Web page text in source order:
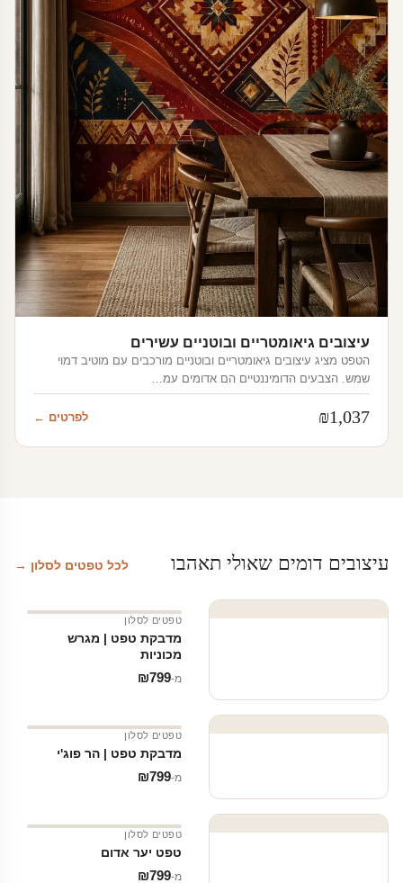
עיצובים גיאומטריים ובוטניים עשירים
הטפט מציג עיצובים גיאומטריים ובוטניים מורכבים עם מוטיב דמוי
שמש. הצבעים הדומיננטיים הם אדומים עמ…
₪1,037 לפרטים ←
עיצובים דומים שאולי תאהבו לכל טפטים לסלון →
טפטים לסלון
מדבקת טפט | מגרש
מכוניות
מ‑ ₪799
טפטים לסלון
מדבקת טפט | הר פוג'י
מ‑ ₪799
טפטים לסלון
טפט יער אדום
מ‑ ₪799